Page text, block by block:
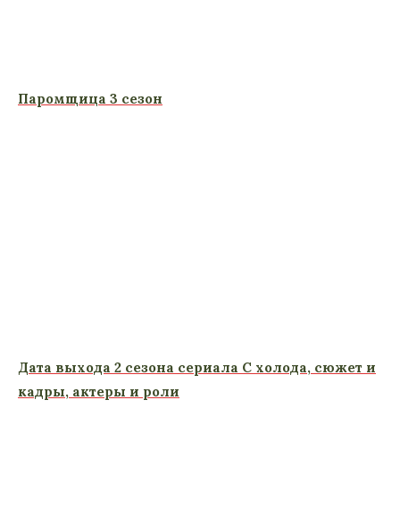
Паромщица 3 сезон
Дата выхода 2 сезона сериала С холода, сюжет и
кадры, актеры и роли